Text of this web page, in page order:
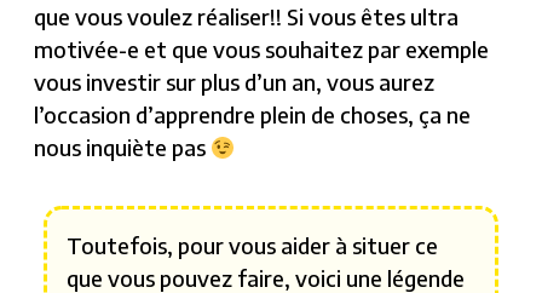
que vous voulez réaliser!! Si vous êtes ultra
motivée-e et que vous souhaitez par exemple
vous investir sur plus d’un an, vous aurez
l’occasion d’apprendre plein de choses, ça ne
nous inquiète pas
Toutefois, pour vous aider à situer ce
que vous pouvez faire, voici une légende